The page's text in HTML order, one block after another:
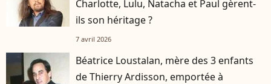
Charlotte, Lulu, Natacha et Paul gèrent-
ils son héritage ?
7 avril 2026
Béatrice Loustalan, mère des 3 enfants
de Thierry Ardisson, emportée à